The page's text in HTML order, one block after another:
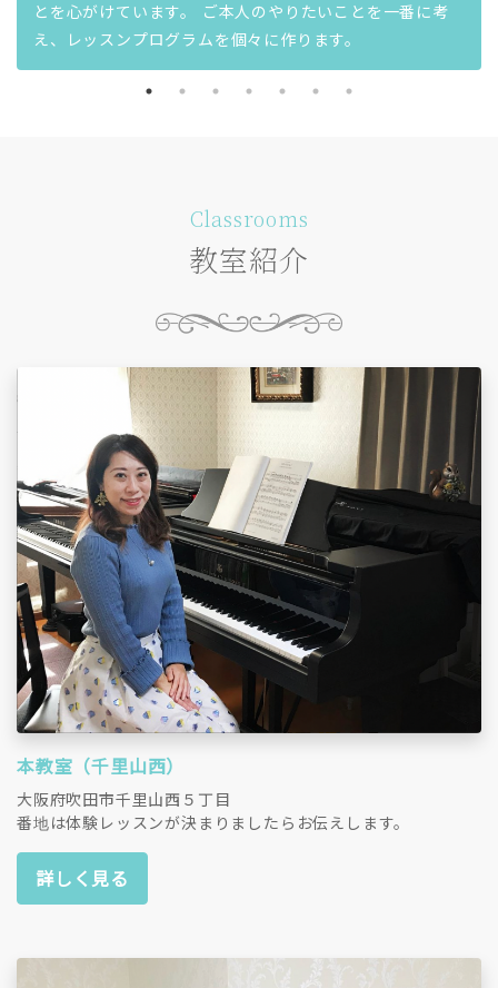
とを心がけています。 ご本人のやりたいことを一番に考
え、レッスンプログラムを個々に作ります。
Classrooms
教室紹介
本教室（千里山西）
大阪府吹田市千里山西５丁目
番地は体験レッスンが決まりましたらお伝えします。
詳しく見る